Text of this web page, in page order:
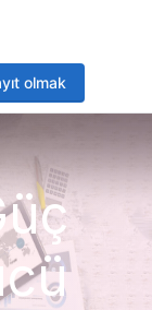
olmak